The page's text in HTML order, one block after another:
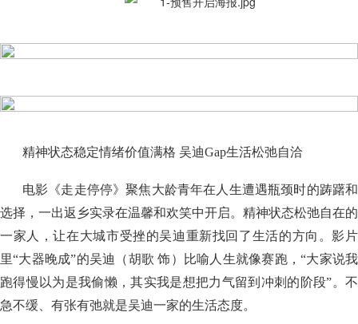
精神状态稳定情绪价值满格 吴迪Gap生活松弛自洽
电影《走走停停》聚焦大龄青年在人生遭遇瓶颈时的踌躇和
选择，一出返乡实录在温馨和欢笑中开启。精神状态松弛自在的
一家人，让在大城市受挫的吴迪重新找回了生活的方向。影片
里“大器晚成”的吴迪（胡歌 饰）比喻人生就像赛跑，“大家说我
跑得慢以为是我偷懒，其实我是想把力气留到冲刺的阶段”。不
急不缓、有张有弛就是吴迪一家的生活态度。